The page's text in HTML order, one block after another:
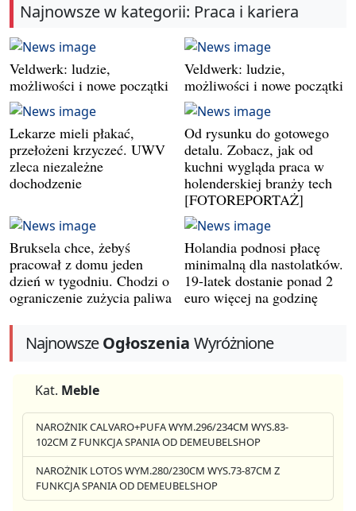
Najnowsze w kategorii: Praca i kariera
Veldwerk: ludzie,
możliwości i nowe początki
Veldwerk: ludzie,
możliwości i nowe początki
Lekarze mieli płakać,
przełożeni krzyczeć. UWV
zleca niezależne
dochodzenie
Od rysunku do gotowego
detalu. Zobacz, jak od
kuchni wygląda praca w
holenderskiej branży tech
[FOTOREPORTAŻ]
Bruksela chce, żebyś
pracował z domu jeden
dzień w tygodniu. Chodzi o
ograniczenie zużycia paliwa
Holandia podnosi płacę
minimalną dla nastolatków.
19-latek dostanie ponad 2
euro więcej na godzinę
NajnowszeOgłoszenia Wyróżnione
Kat. Meble
NAROŻNIK CALVARO+PUFA WYM.296/234CM WYS.83-
102CM Z FUNKCJA SPANIA OD DEMEUBELSHOP
NAROŻNIK LOTOS WYM.280/230CM WYS.73-87CM Z
FUNKCJA SPANIA OD DEMEUBELSHOP